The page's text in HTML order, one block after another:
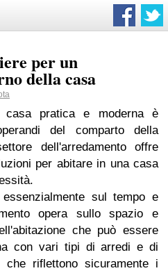
per un
della casa
pratica e moderna è
del comparto della
dell'arredamento offre
per abitare in una casa
sul tempo e
opera sullo spazio e
che può essere
con vari tipi di arredi e di
che riflettono sicuramente i